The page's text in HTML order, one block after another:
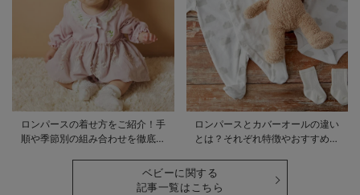
ロンパースの着せ方をご紹介！手
順や季節別の組み合わせを徹底解
ロンパースとカバーオールの違い
とは？それぞれ特徴やおすすめ商
ベビーに関する
記事一覧はこちら